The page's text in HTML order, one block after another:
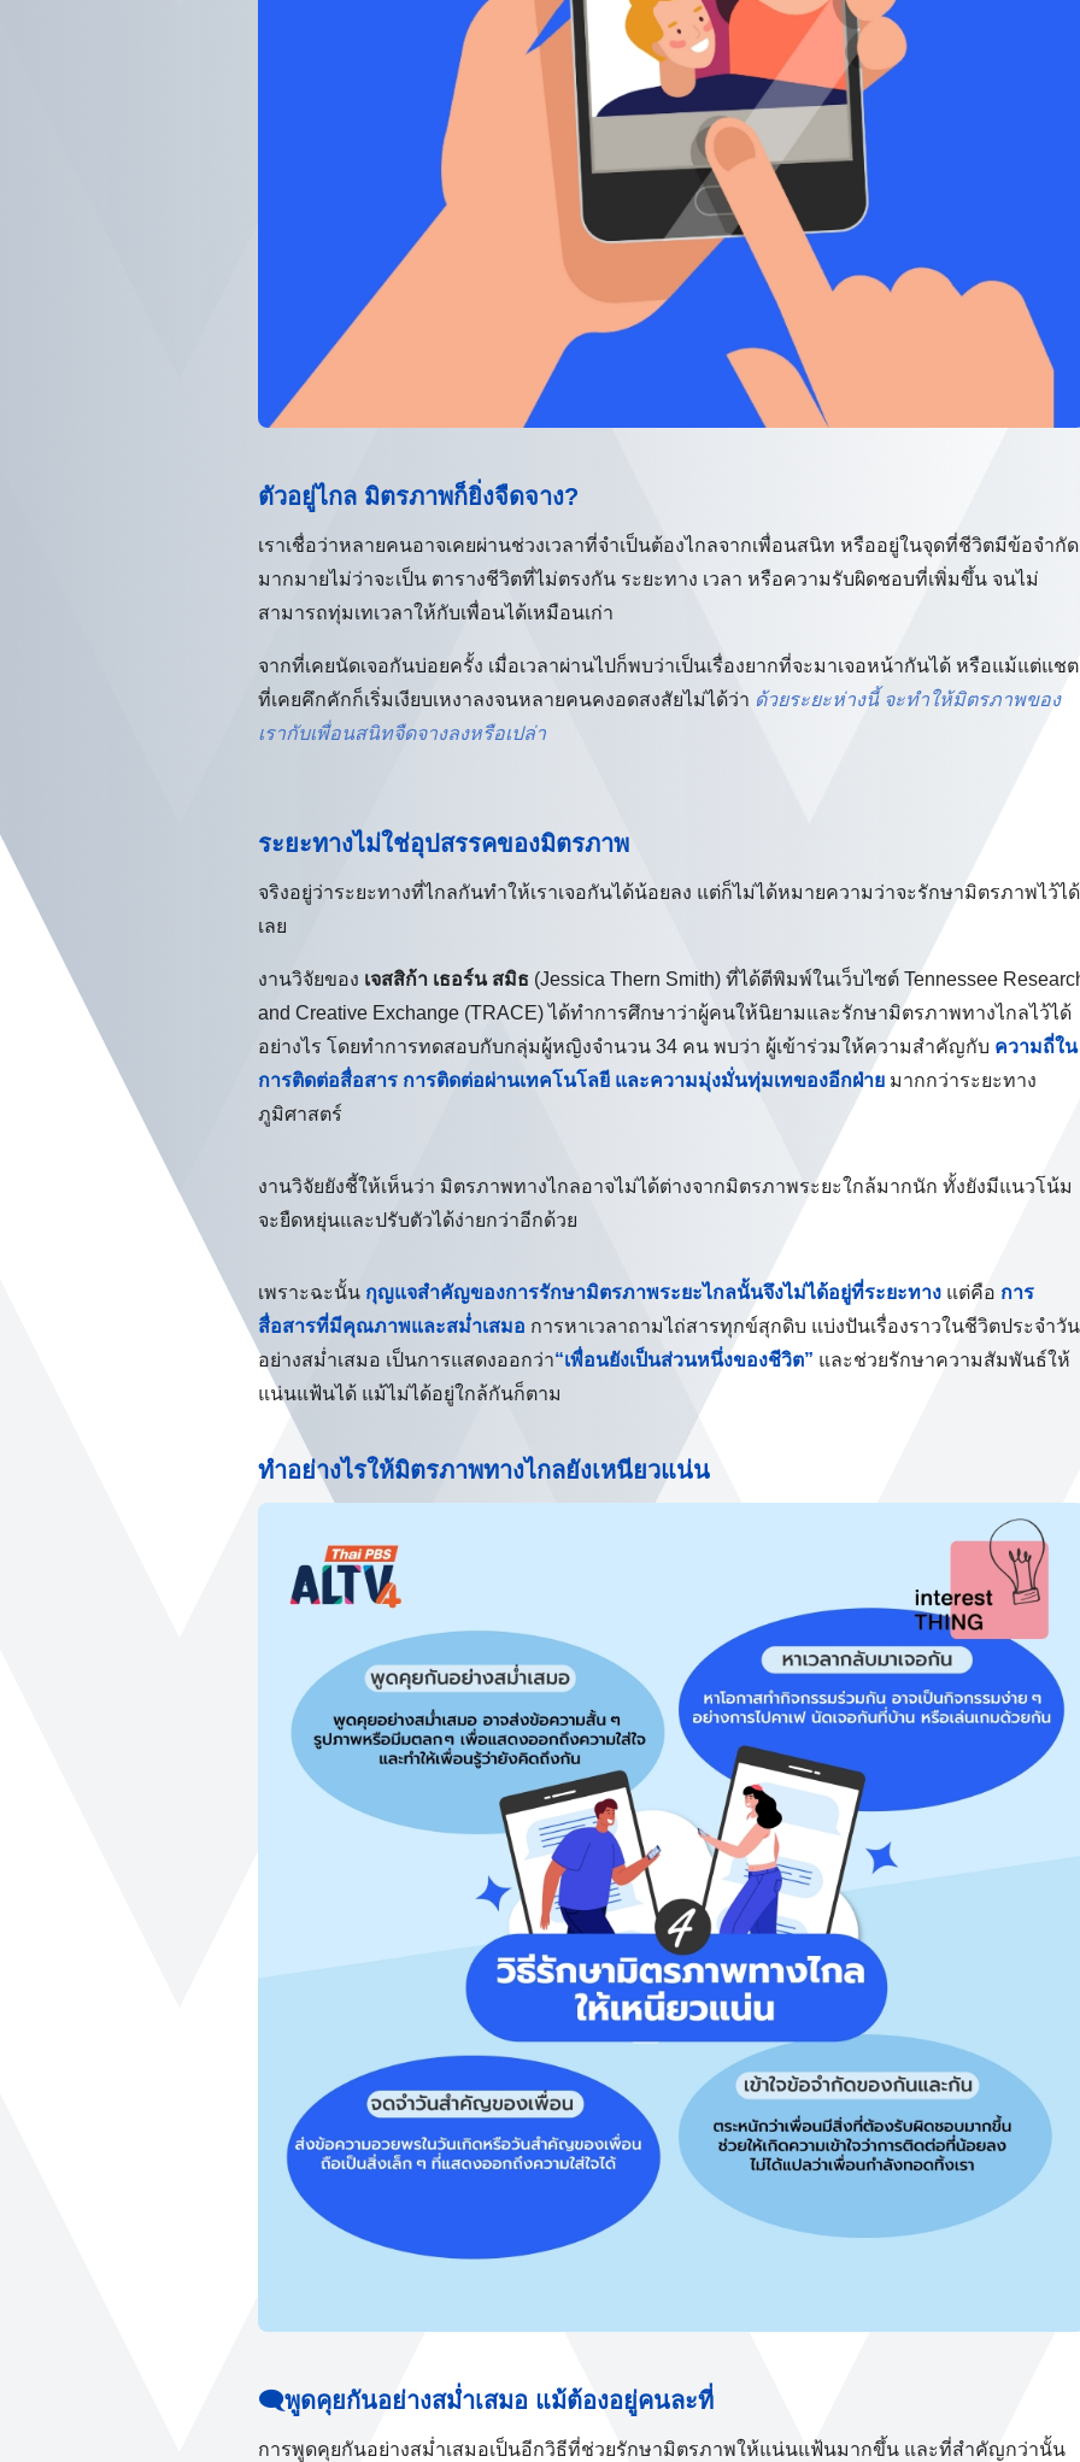
ตัวอยู่ไกล มิตรภาพก็ยิ่งจืดจาง?
เราเชื่อว่าหลายคนอาจเคยผ่านช่วงเวลาที่จำเป็นต้องไกลจากเพื่อนสนิท หรืออยู่ในจุดที่ชีวิตมีข้อจำกัด
มากมายไม่ว่าจะเป็น ตารางชีวิตที่ไม่ตรงกัน ระยะทาง เวลา หรือความรับผิดชอบที่เพิ่มขึ้น จนไม่
สามารถทุ่มเทเวลาให้กับเพื่อนได้เหมือนเก่า
จากที่เคยนัดเจอกันบ่อยครั้ง เมื่อเวลาผ่านไปก็พบว่าเป็นเรื่องยากที่จะมาเจอหน้ากันได้ หรือแม้แต่แชต
ที่เคยคึกคักก็เริ่มเงียบเหงาลงจนหลายคนคงอดสงสัยไม่ได้ว่า ด้วยระยะห่างนี้ จะทำให้มิตรภาพของ
เรากับเพื่อนสนิทจืดจางลงหรือเปล่า
ระยะทางไม่ใช่อุปสรรคของมิตรภาพ
จริงอยู่ว่าระยะทางที่ไกลกันทำให้เราเจอกันได้น้อยลง แต่ก็ไม่ได้หมายความว่าจะรักษามิตรภาพไว้ได้
เลย
งานวิจัยของ เจสสิก้า เธอร์น สมิธ (Jessica Thern Smith) ที่ได้ตีพิมพ์ในเว็บไซต์ Tennessee
and Creative Exchange (TRACE) ได้ทำการศึกษาว่าผู้คนให้นิยามและรักษามิตรภาพทางไกลไว้ได้
อย่างไร โดยทำการทดสอบกับกลุ่มผู้หญิงจำนวน 34 คน พบว่า ผู้เข้าร่วมให้ความสำคัญกับ ความถี่ใน
การติดต่อสื่อสาร การติดต่อผ่านเทคโนโลยี และความมุ่งมั่นทุ่มเทของอีกฝ่ายมากกว่าระยะทาง
ภูมิศาสตร์
งานวิจัยยังชี้ให้เห็นว่า มิตรภาพทางไกลอาจไม่ได้ต่างจากมิตรภาพระยะใกล้มากนัก ทั้งยังมีแนวโน้ม
จะยืดหยุ่นและปรับตัวได้ง่ายกว่าอีกด้วย
เพราะฉะนั้น กุญแจสำคัญของการรักษามิตรภาพระยะไกลนั้นจึงไม่ได้อยู่ที่ระยะทางแต่คือ การ
สื่อสารที่มีคุณภาพและสม่ำเสมอ การหาเวลาถามไถ่สารทุกข์สุกดิบ แบ่งปันเรื่องราวในชีวิตประจำวัน
อย่างสม่ำเสมอ เป็นการแสดงออกว่า“เพื่อนยังเป็นส่วนหนึ่งของชีวิต” และช่วยรักษาความสัมพันธ์ให้
แน่นแฟ้นได้ แม้ไม่ได้อยู่ใกล้กันก็ตาม
ทำอย่างไรให้มิตรภาพทางไกลยังเหนียวแน่น
🗨️พูดคุยกันอย่างสม่ำเสมอ แม้ต้องอยู่คนละที่
การพูดคุยกันอย่างสม่ำเสมอเป็นอีกวิธีที่ช่วยรักษามิตรภาพให้แน่นแฟ้นมากขึ้น และที่สำคัญกว่านั้น